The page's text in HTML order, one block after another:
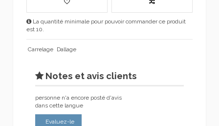
La quantité minimale pour pouvoir commander ce produit
est 10.
Carrelage Dallage
Notes et avis clients
personne n'a encore posté d'avis
dans cette langue
Evaluez-le